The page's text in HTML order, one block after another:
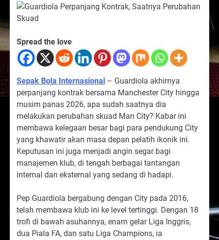
Spread the love
Sepak Bola Internasional – Guardiola akhirnya
perpanjang kontrak bersama Manchester City hingga
musim panas 2026, apa sudah saatnya dia
melakukan perubahan skuad Man City? Kabar ini
membawa kelegaan besar bagi para pendukung City
yang khawatir akan masa depan pelatih ikonik ini.
Keputusan ini juga menjadi angin segar bagi
manajemen klub, di tengah berbagai tantangan
internal dan eksternal yang sedang di hadapi.
Pep Guardiola bergabung dengan City pada 2016,
telah membawa klub ini ke level tertinggi. Dengan 18
trofi di bawah asuhannya, enam gelar Liga Inggris,
dua Piala FA, dan satu Liga Champions, ia